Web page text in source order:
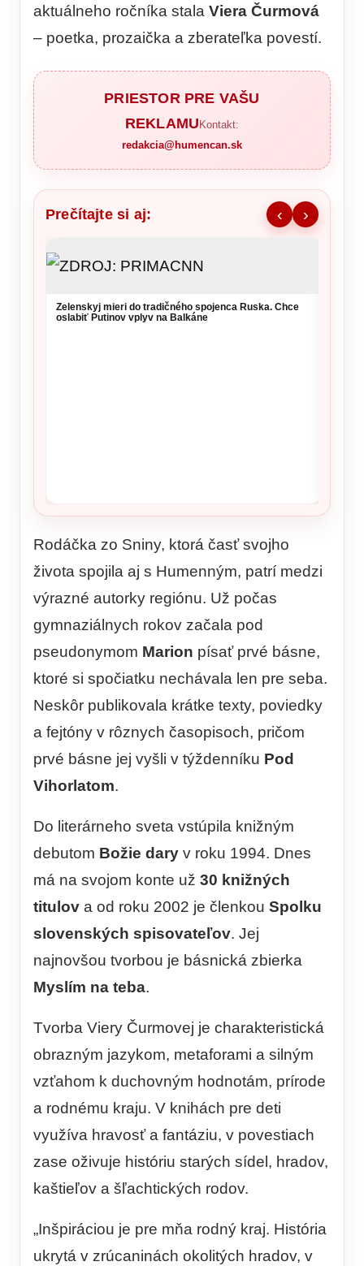
aktuálneho ročníka stala Viera Čurmová
– poetka, prozaička a zberateľka povestí.
PRIESTOR PRE VAŠU
REKLAMUKontakt:
redakcia@humencan.sk
Prečítajte si aj: ‹ ›
Zelenskyj mieri do tradičného spojenca Ruska. Chce
oslabiť Putinov vplyv na Balkáne
Rodáčka zo Sniny, ktorá časť svojho
života spojila aj s Humenným, patrí medzi
výrazné autorky regiónu. Už počas
gymnaziálnych rokov začala pod
pseudonymom Marion písať prvé básne,
ktoré si spočiatku nechávala len pre seba.
Neskôr publikovala krátke texty, poviedky
a fejtóny v rôznych časopisoch, pričom
prvé básne jej vyšli v týždenníku Pod
Vihorlatom.
Do literárneho sveta vstúpila knižným
debutom Božie dary v roku 1994. Dnes
má na svojom konte už 30 knižných
titulov a od roku 2002 je členkou Spolku
slovenských spisovateľov. Jej
najnovšou tvorbou je básnická zbierka
Myslím na teba.
Tvorba Viery Čurmovej je charakteristická
obrazným jazykom, metaforami a silným
vzťahom k duchovným hodnotám, prírode
a rodnému kraju. V knihách pre deti
využíva hravosť a fantáziu, v povestiach
zase oživuje históriu starých sídel, hradov,
kaštieľov a šľachtických rodov.
„Inšpiráciou je pre mňa rodný kraj. História
ukrytá v zrúcaninách okolitých hradov, v